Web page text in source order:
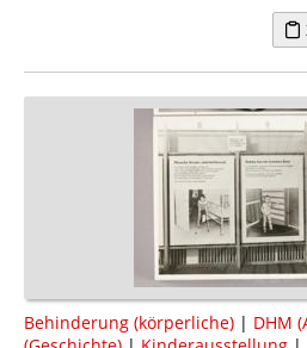
Behinderung (körperliche) | DHM